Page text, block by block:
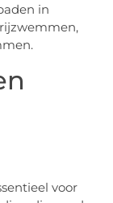
in
voor